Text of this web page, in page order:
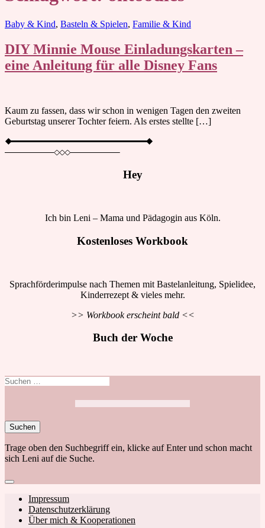
Blog
Baby & Kind, Basteln & Spielen, Familie & Kind
DIY Minnie Mouse Einladungskarten –
eine Anleitung für alle Disney Fans
Kaum zu fassen, dass wir schon in wenigen Tagen den zweiten
Geburtstag unserer Tochter feiern. Als erstes stellte […]
Hey
Ich bin Leni – Mama und Pädagogin aus Köln.
Kostenloses Workbook
Sprachförderimpulse nach Themen mit Bastelanleitung, Spielidee,
Kinderrezept & vieles mehr.
>> Workbook erscheint bald <<
Buch der Woche
Suchen
Trage oben den Suchbegriff ein, klicke auf Enter und schon macht
sich Leni auf die Suche.
Close
search
Footer
navigation
Impressum
Datenschutzerklärung
Über mich & Kooperationen